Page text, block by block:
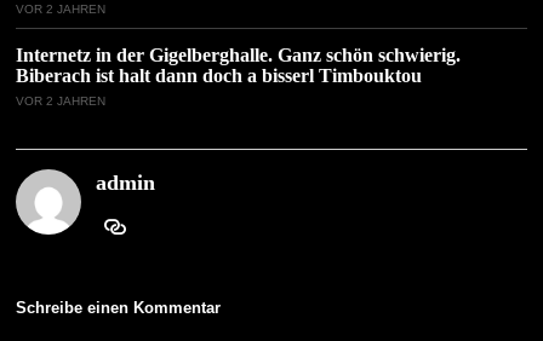
VOR 2 JAHREN
Internetz in der Gigelberghalle. Ganz schön schwierig.
Biberach ist halt dann doch a bisserl Timbouktou
VOR 2 JAHREN
admin
Schreibe einen Kommentar